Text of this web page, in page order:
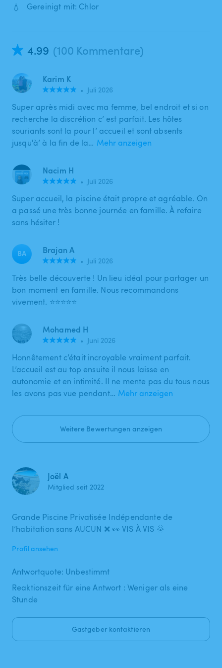
💧 Gereinigt mit: Chlor
4.99 (100 Kommentare)
Karim K
• Juli 2026
Super après midi avec ma femme, bel endroit et si on
recherche la discrétion c’ est parfait. Les hôtes
souriants sont la pour l’ accueil et sont absents
jusqu'à’ à la fin de la… Mehr anzeigen
Nacim H
• Juli 2026
Super accueil, la piscine était propre et agréable. On
a passé une très bonne journée en famille. À refaire
sans hésiter !
BA Brajan A
• Juli 2026
Très belle découverte ! Un lieu idéal pour partager un
bon moment en famille. Nous recommandons
vivement. ⭐⭐⭐⭐⭐
Mohamed H
• Juni 2026
Honnêtement c’était incroyable vraiment parfait.
L’accueil est au top ensuite il nous laisse en
autonomie et en intimité. Il ne mente pas du tous nous
les avons pas vue pendant… Mehr anzeigen
Weitere Bewertungen anzeigen
Joël A
Mitglied seit 2022
Grande Piscine Privatisée Indépendante de
l’habitation sans AUCUN ❌ 👀 VIS À VIS 🌞
Profil ansehen
Antwortquote: Unbestimmt
Reaktionszeit für eine Antwort : Weniger als eine
Stunde
Gastgeber kontaktieren